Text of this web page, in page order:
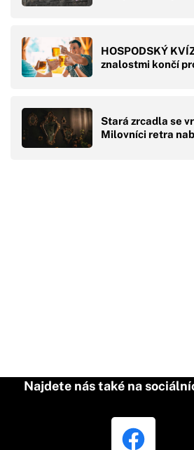
HOSPODSKÝ
znalostmi končí
Stará zrcadla se
Milovníci retra
Najdete nás také na